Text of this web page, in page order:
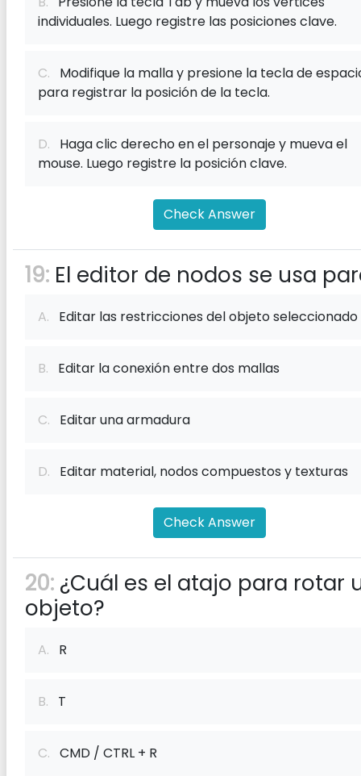
individuales. Luego registre las posiciones clave.
C. Modifique la malla y presione la tecla de
para registrar la posición de la tecla.
D. Haga clic derecho en el personaje y mueva el
mouse. Luego registre la posición clave.
Check Answer
19: El editor de nodos se usa
A. Editar las restricciones del objeto seleccionado
B. Editar la conexión entre dos mallas
C. Editar una armadura
D. Editar material, nodos compuestos y texturas
Check Answer
20: ¿Cuál es el atajo para rotar
objeto?
A. R
B. T
C. CMD / CTRL + R